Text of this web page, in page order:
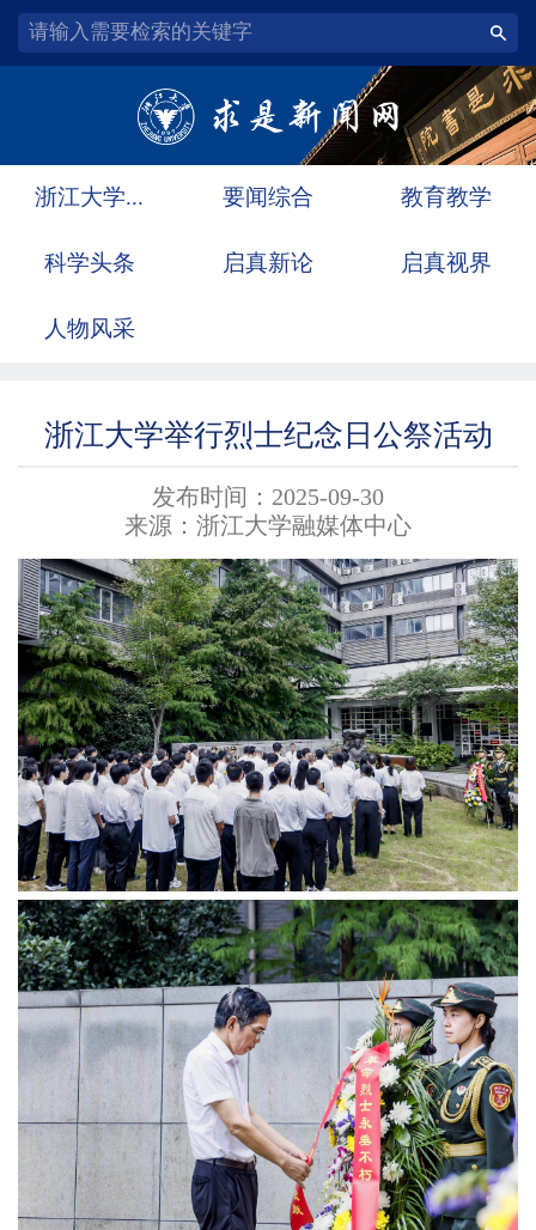
浙江大学... 要闻综合 教育教学
科学头条 启真新论 启真视界
人物风采
浙江大学举行烈士纪念日公祭活动
发布时间：2025-09-30
来源：浙江大学融媒体中心